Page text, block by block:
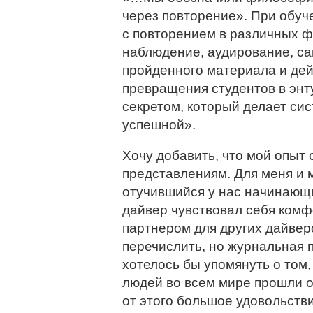
через повторение». При
с повторением в различных
наблюдение, аудирование,
пройденного материала и
превращения студентов в
секретом, который делает
успешной».
Хочу добавить, что мой опыт
представлениям. Для меня и
отучившийся у нас
дайвер чувствовал себя
партнером для других
перечислить, но
хотелось бы упомянуть о
людей во всем мире прошли
от этого большое